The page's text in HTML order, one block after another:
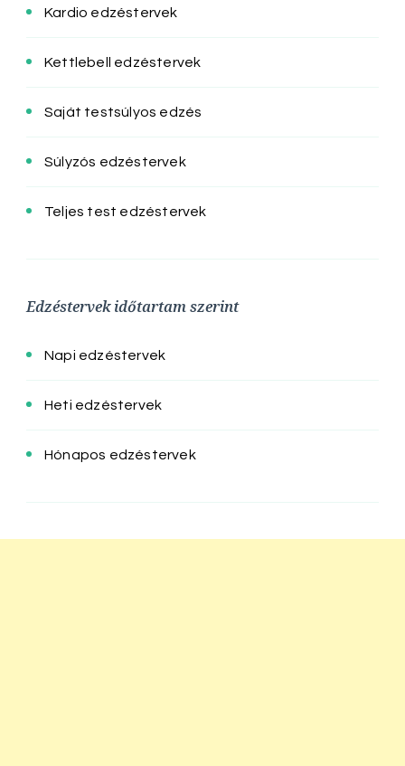
Kardio edzéstervek
Kettlebell edzéstervek
Saját testsúlyos edzés
Súlyzós edzéstervek
Teljes test edzéstervek
Edzéstervek időtartam szerint
Napi edzéstervek
Heti edzéstervek
Hónapos edzéstervek